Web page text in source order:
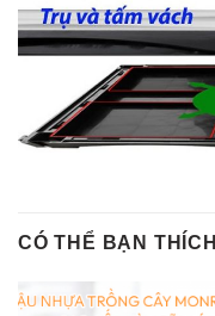
CÓ THỂ BẠN THÍCH